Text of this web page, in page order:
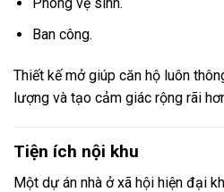
Ban công.
Thiết kế mở giúp căn hộ luôn
lượng và tạo cảm giác rộng rãi
Tiện ích nội khu
Một dự án nhà ở xã hội hiện đại